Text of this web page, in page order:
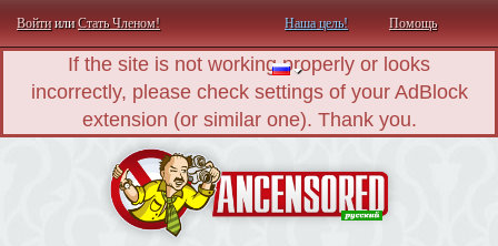
ВойтиилиСтать Членом! Наша цель! Помощь
If the site is not working properly or looks
incorrectly, please check settings of your AdBlock
extension (or similar one). Thank you.